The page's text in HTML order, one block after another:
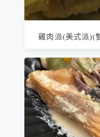
雞肉派(美式派)(